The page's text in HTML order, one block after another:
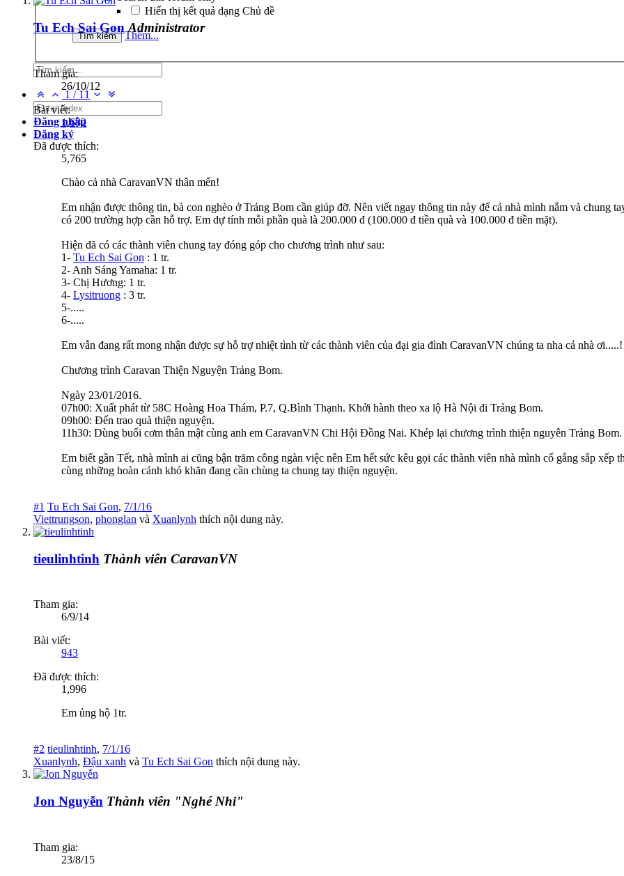
Hiển thị kết quả dạng Chủ đề
Thêm...
1 / 11
Đăng nhập
Đăng ký
Tu Ech Sai Gon Administrator
Tham gia:
26/10/12
Bài viết:
1,682
Đã được thích:
5,765
Chào cả nhà CaravanVN thân mến!
Em nhận được thông tin, bà con nghèo ở Trảng Bom cần giúp đỡ. Nên viết ngay thông tin này để cả nhà mình nắm và chung
có 200 trường hợp cần hỗ trợ. Em dự tính mỗi phần quà là 200.000 đ (100.000 đ tiền quà và 100.000 đ tiền mặt).
Hiện đã có các thành viên chung tay đóng góp cho chương trình như sau:
1- Tu Ech Sai Gon : 1 tr.
2- Anh Sáng Yamaha: 1 tr.
3- Chị Hương: 1 tr.
4- Lysitruong : 3 tr.
5-.....
6-.....
Em vẫn đang rất mong nhận được sự hỗ trợ nhiệt tình từ các thành viên của đại gia đình CaravanVN chúng ta nha cả nhà ơi.....!
Chương trình Caravan Thiện Nguyện Trảng Bom.
Ngày 23/01/2016.
07h00: Xuất phát từ 58C Hoàng Hoa Thám, P.7, Q.Bình Thạnh. Khởi hành theo xa lộ Hà Nội đi Trảng Bom.
09h00: Đến trao quà thiện nguyện.
11h30: Dùng buổi cơm thân mật cùng anh em CaravanVN Chi Hội Đồng Nai. Khép lại chương trình thiện nguyên Trảng Bom.
Em biết gần Tết, nhà mình ai cũng bận trăm công ngàn việc nên Em hết sức kêu gọi các thành viên nhà mình cố gắng sắp xếp
cùng những hoàn cảnh khó khăn đang cần chùng ta chung tay thiện nguyện.
#1 Tu Ech Sai Gon, 7/1/16
Viettrungson, phonglan và Xuanlynh thích nội dung này.
tieulinhtinh Thành viên CaravanVN
Tham gia:
6/9/14
Bài viết:
943
Đã được thích:
1,996
Em ủng hộ 1tr.
#2 tieulinhtinh, 7/1/16
Xuanlynh, Đậu xanh và Tu Ech Sai Gon thích nội dung này.
Jon Nguyễn Thành viên "Nghé Nhi"
Tham gia:
23/8/15